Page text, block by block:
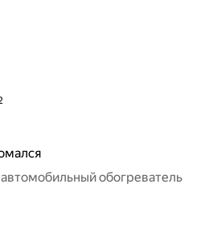
обогреватель